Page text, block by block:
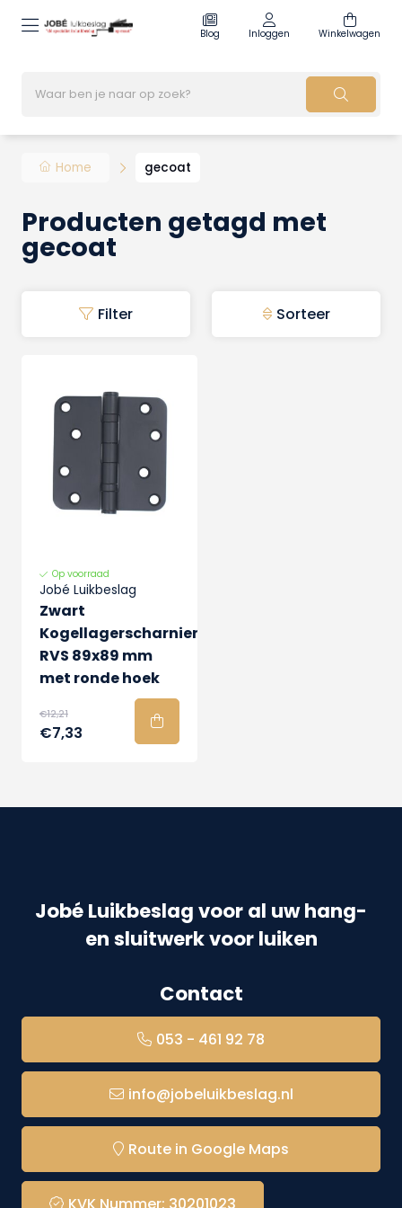
Blog Inloggen Winkelwagen
Home gecoat
Producten getagd met
gecoat
Filter Sorteer
Op voorraad
Jobé Luikbeslag
Zwart
Kogellagerscharnier
RVS 89x89 mm
met ronde hoek
€12,21
€7,33
Jobé Luikbeslag voor al uw hang-
en sluitwerk voor luiken
Contact
053 - 461 92 78
info@jobeluikbeslag.nl
Route in Google Maps